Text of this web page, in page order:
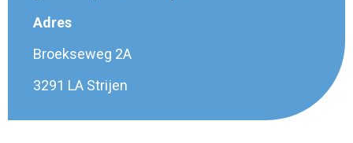
Adres
Broekseweg 2A
3291 LA Strijen